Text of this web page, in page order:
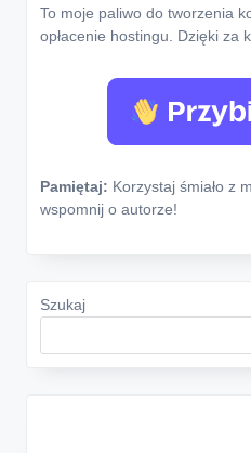
To moje paliwo do tworzenia
opłacenie hostingu. Dzięki za
Pamiętaj: Korzystaj śmiało z
wspomnij o autorze!
Szukaj